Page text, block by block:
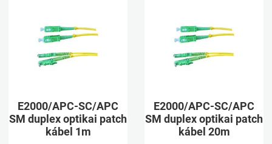
Összehasonlításhoz adom
E2000/APC-SC/APC
SM duplex optikai patch
kábel 1m
E2000/APC-SC/APC
SM duplex optikai patch
kábel 20m